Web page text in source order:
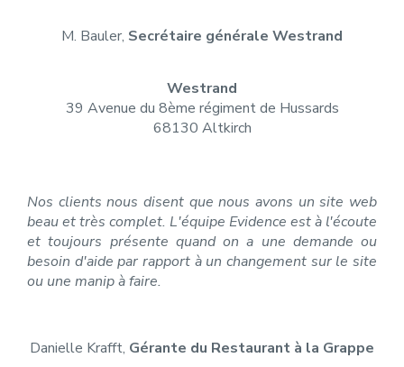
M. Bauler, Secrétaire générale Westrand
Westrand
39 Avenue du 8ème régiment de Hussards
68130 Altkirch
Nos clients nous disent que nous avons un site web
beau et très complet. L'équipe Evidence est à l'écoute
et toujours présente quand on a une demande ou
besoin d'aide par rapport à un changement sur le site
ou une manip à faire.
Danielle Krafft, Gérante du Restaurant à la Grappe